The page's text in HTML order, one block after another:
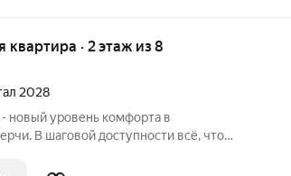
квартира · 2 этаж из 8
2028
новый уровень комфорта в
В шаговой доступности всё, что
зон. Прямо под окнами самый